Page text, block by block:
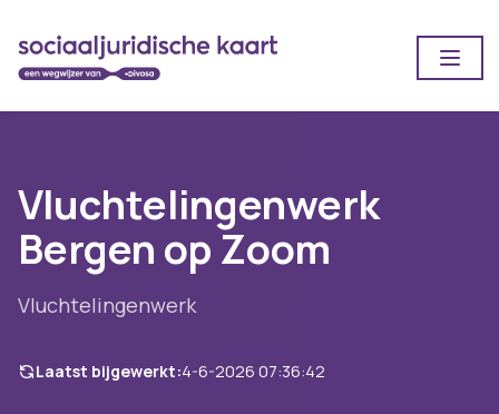
Vluchtelingenwerk
Bergen op Zoom
Vluchtelingenwerk
Laatst bijgewerkt:4-6-2026 07:36:42